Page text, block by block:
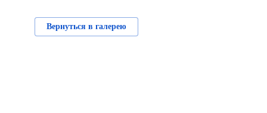
Вернуться в галерею